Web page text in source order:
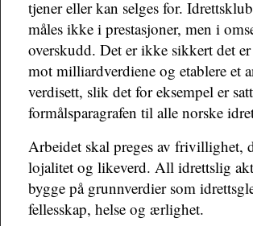
tjener eller kan selges for.
måles ikke i prestasjoner, men i
overskudd. Det er ikke sikkert det
mot milliardverdiene og etablere et
verdisett, slik det for eksempel er
formålsparagrafen til alle norske
Arbeidet skal preges av frivillighet,
lojalitet og likeverd. All idrettslig
bygge på grunnverdier som
fellesskap, helse og ærlighet.